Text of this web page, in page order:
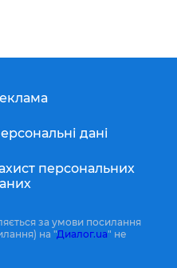
дані
персональних
за умови посилання
на "Диалог.ua" не